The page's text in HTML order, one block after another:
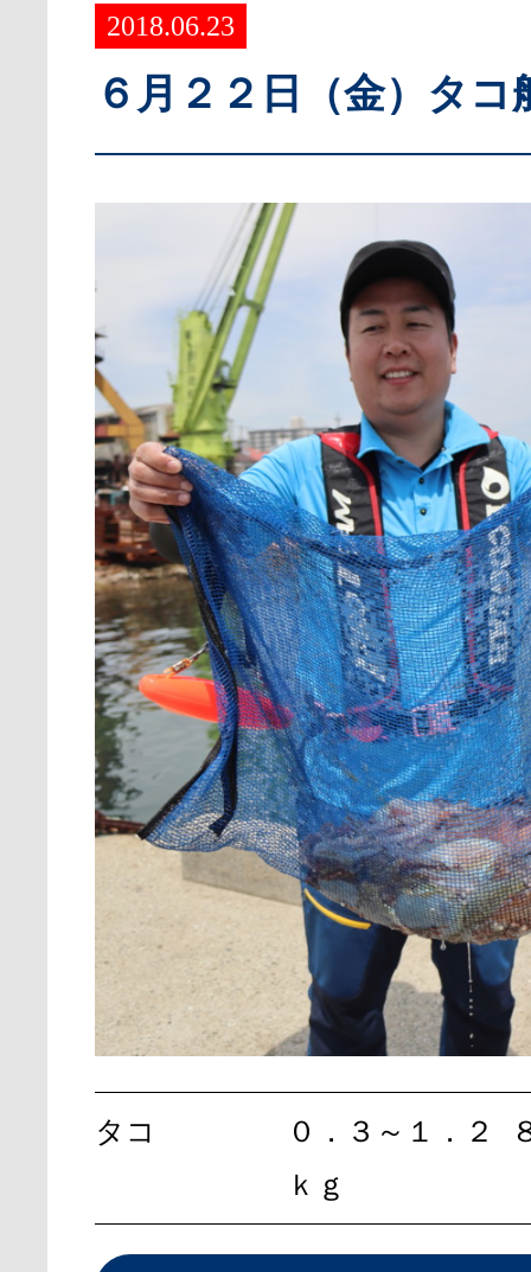
2018.06.23
６月２２日（金）タコ
タコ
０．３～１．２
ｋｇ